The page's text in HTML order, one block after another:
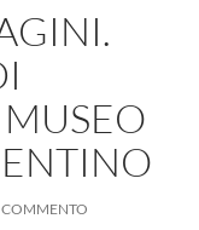
COMMENTO